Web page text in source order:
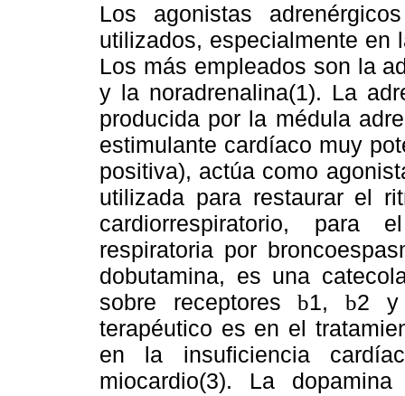
Los agonistas
utilizados, especialmente en
Los más empleados son la
y la noradrenalina(1). La
producida por la médula
estimulante cardíaco muy
positiva), actúa como
utilizada para restaurar el
cardiorrespiratorio, para
respiratoria por
dobutamina, es una
sobre receptoresb1, b2 y
terapéutico es en el
en la insuficiencia
miocardio(3). La